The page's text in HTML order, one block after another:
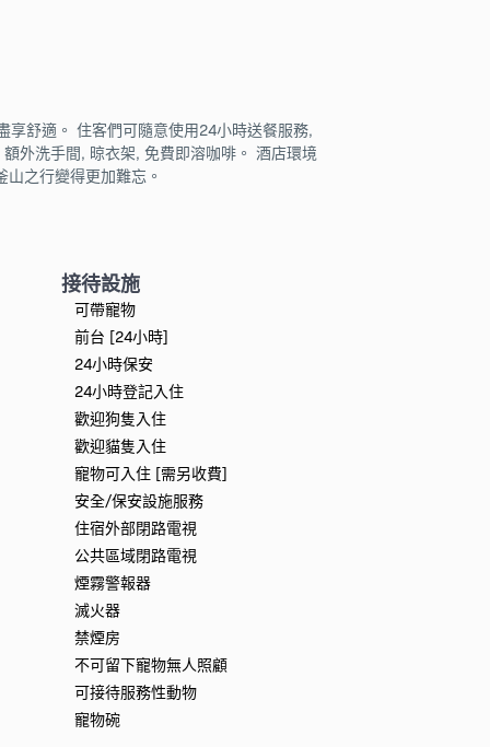
舒適。 住客們可隨意使用24小時送餐服務,
外洗手間, 晾衣架, 免費即溶咖啡。 酒店環境
之行變得更加難忘。
接待設施
可帶寵物
前台 [24小時]
24小時保安
24小時登記入住
歡迎狗隻入住
歡迎貓隻入住
寵物可入住 [需另收費]
安全/保安設施服務
住宿外部閉路電視
公共區域閉路電視
煙霧警報器
滅火器
禁煙房
不可留下寵物無人照顧
可接待服務性動物
寵物碗